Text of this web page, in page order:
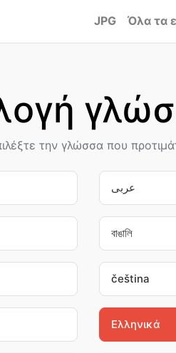
JPG Όλα τα
την γλώσσα που
عربى
বাঙালি
čeština
Ελληνικά